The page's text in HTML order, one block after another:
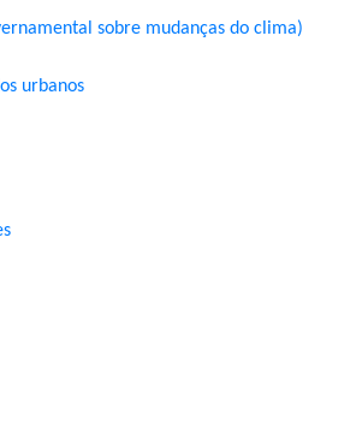
sobre mudanças do clima)
urbanos